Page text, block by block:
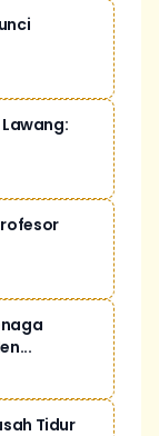
Tidur